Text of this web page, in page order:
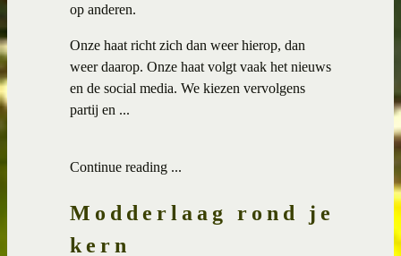
op anderen.
Onze haat richt zich dan weer hierop, dan
weer daarop. Onze haat volgt vaak het nieuws
en de social media. We kiezen vervolgens
partij en ...
Continue reading ...
Modderlaag rond je
kern